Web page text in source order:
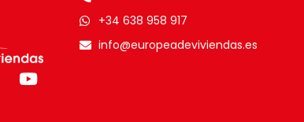
+34 638 958 917
info@europeadeviviendas.es